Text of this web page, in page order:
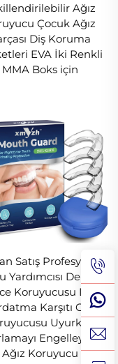
başarıyla
tutmanız
diş
ve spor ağız
amaçlara
İçin Gece
bu
Ağız
Çocuk Ağız
Diş Koruma
EVA İki Renkli
MMA Boks için
Satış Profesyonel
Yardımcısı Dental
Koruyucusu Diş
Karşıtı Gece
Uyurken
Engelleyen
Ağız Koruyucu